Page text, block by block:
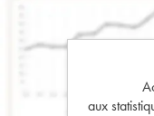
aux